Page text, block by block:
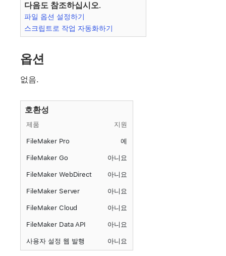
다음도 참조하십시오.
파일 옵션 설정하기
스크립트로 작업 자동화하기
옵션
없음.
호환성
제품 지원
FileMaker Pro 예
FileMaker Go 아니요
FileMaker WebDirect 아니요
FileMaker Server 아니요
FileMaker Cloud 아니요
FileMaker Data API 아니요
사용자 설정 웹 발행 아니요